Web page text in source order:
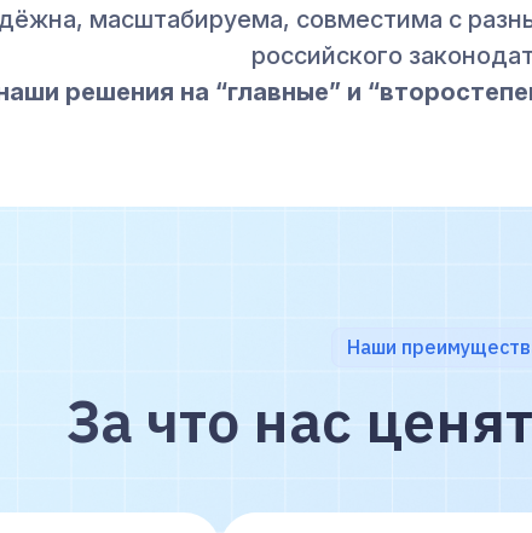
масштабируема, совместима с
российского
решения на “главные” и
Наши
За что нас